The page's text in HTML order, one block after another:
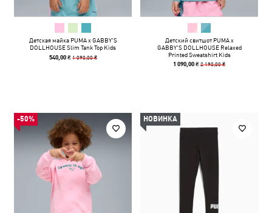
Детская майка PUMA x GABBY'S
DOLLHOUSE Slim Tank Top Kids
540,00 ₴ 1 090,00 ₴
Детский свитшот PUMA x
GABBY'S DOLLHOUSE Relaxed
Printed Sweatshirt Kids
1 090,00 ₴2 190,00 ₴
-50% НОВИНКА